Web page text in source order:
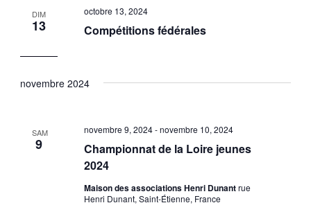
DIM
13 Compétitions fédérales
octobre 13, 2024
novembre 2024
SAM
9
Championnat de la Loire jeunes
2024
novembre 9, 2024-novembre 10, 2024
Maison des associations Henri Dunantrue
Henri Dunant, Saint-Étienne, France